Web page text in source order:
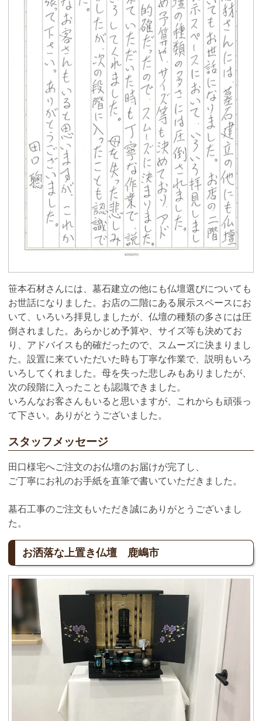
笹本石材さんには、墓石建立の他にも仏壇選びについても
お世話になりました。お店の二階にある展示スペースにお
いて、いろいろ拝見しましたが、仏壇の種類の多さには圧
倒されました。あらかじめ予算や、サイズ等も決めてお
り、アドバイスも的確だったので、スムーズに決まりまし
た。設置に来ていただいた時も丁寧な作業で、説明もいろ
いろしてくれました。母を失った悲しみもありましたが、
次の段階に入ったことも認識できました。
いろんなお客さんもいると思いますが、これからも頑張っ
て下さい。ありがとうございました。
スタッフメッセージ
田口様宅へご注文のお仏壇のお届けが完了し、
ご丁寧にお礼のお手紙を直筆で書いていただきました。
墓石工事のご注文もいただき誠にありがとうございまし
た。
お洒落な上置き仏壇 鹿嶋市